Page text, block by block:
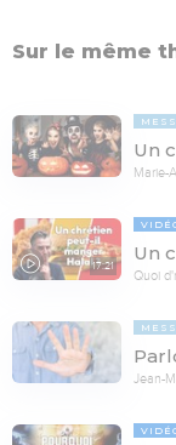
Sur le même
Un
Marie-
17:21
Un
Quoi
Jean-